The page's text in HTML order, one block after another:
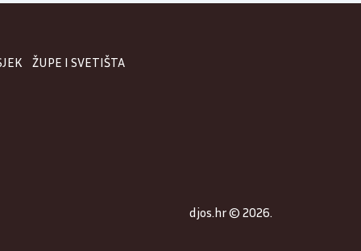
ŽUPE I SVETIŠTA
djos.hr © 2026.